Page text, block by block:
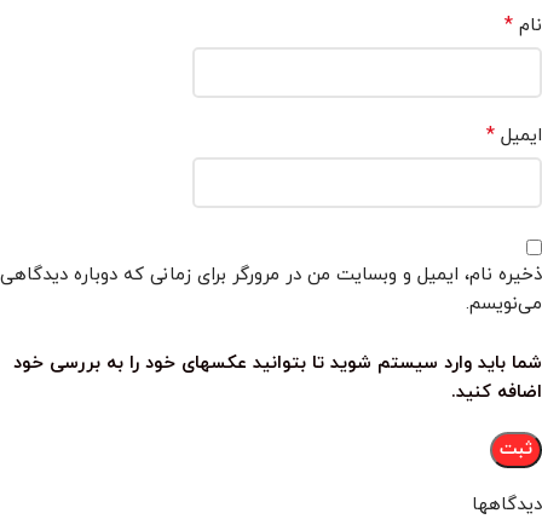
دیدگاهها
نام *
ایمیل *
ذخیره نام، ایمیل و وبسایت من در مرورگر برای زمانی که دوباره دیدگاهی
می‌نویسم.
شما باید وارد سیستم شوید تا بتوانید عکسهای خود را به بررسی خود
اضافه کنید.